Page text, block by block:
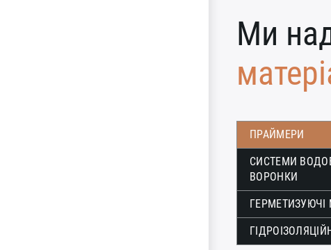
Ми
ПРАЙМЕРИ
СИСТЕМИ
ВОРОНКИ
ГЕРМЕТИЗУЮЧІ